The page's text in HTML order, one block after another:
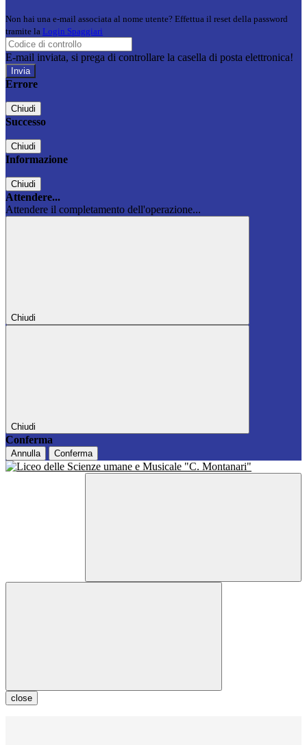
Non hai una e-mail associata al nome utente? Effettua il reset della password
tramite la Login Spaggiari
E-mail inviata, si prega di controllare la casella di posta elettronica!
Errore
Chiudi
Successo
Chiudi
Informazione
Chiudi
Attendere...
Attendere il completamento dell'operazione...
Chiudi
Chiudi
Conferma
Annulla Conferma
close